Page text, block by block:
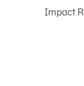
Impact